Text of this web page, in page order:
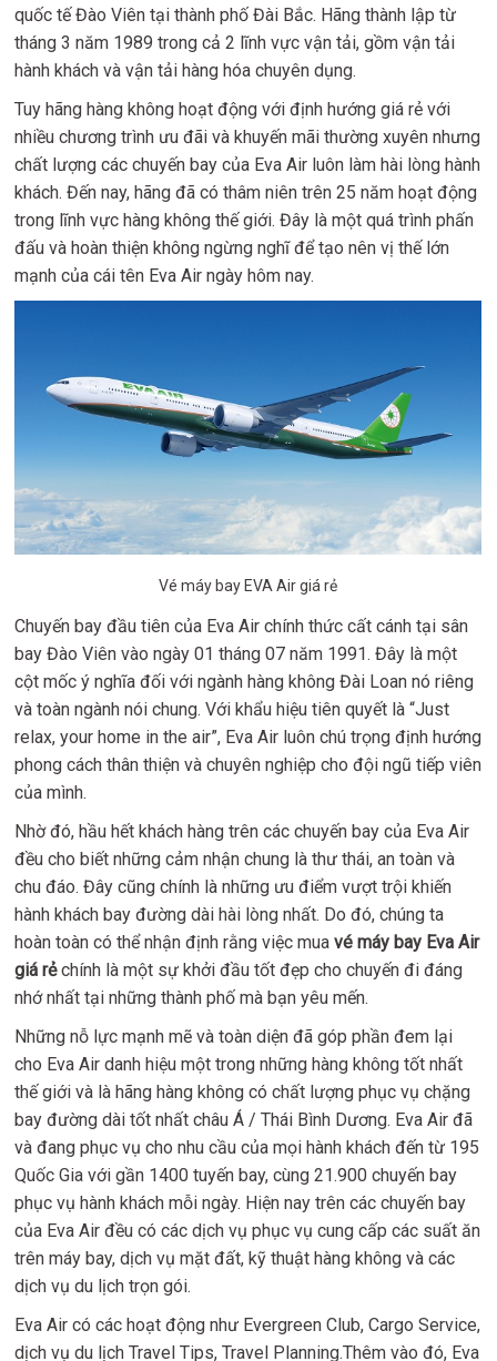
quốc tế Đào Viên tại thành phố Đài Bắc. Hãng thành lập từ
tháng 3 năm 1989 trong cả 2 lĩnh vực vận tải, gồm vận tải
hành khách và vận tải hàng hóa chuyên dụng.
Tuy hãng hàng không hoạt động với định hướng giá rẻ với
nhiều chương trình ưu đãi và khuyến mãi thường xuyên nhưng
chất lượng các chuyến bay của Eva Air luôn làm hài lòng hành
khách. Đến nay, hãng đã có thâm niên trên 25 năm hoạt động
trong lĩnh vực hàng không thế giới. Đây là một quá trình phấn
đấu và hoàn thiện không ngừng nghĩ để tạo nên vị thế lớn
mạnh của cái tên Eva Air ngày hôm nay.
Vé máy bay EVA Air giá rẻ
Chuyến bay đầu tiên của Eva Air chính thức cất cánh tại sân
bay Đào Viên vào ngày 01 tháng 07 năm 1991. Đây là một
cột mốc ý nghĩa đối với ngành hàng không Đài Loan nó riêng
và toàn ngành nói chung. Với khẩu hiệu tiên quyết là “Just
relax, your home in the air”, Eva Air luôn chú trọng định hướng
phong cách thân thiện và chuyên nghiệp cho đội ngũ tiếp viên
của mình.
Nhờ đó, hầu hết khách hàng trên các chuyến bay của Eva Air
đều cho biết những cảm nhận chung là thư thái, an toàn và
chu đáo. Đây cũng chính là những ưu điểm vượt trội khiến
hành khách bay đường dài hài lòng nhất. Do đó, chúng ta
hoàn toàn có thể nhận định rằng việc muavé máy bay Eva Air
giá rẻ chính là một sự khởi đầu tốt đẹp cho chuyến đi đáng
nhớ nhất tại những thành phố mà bạn yêu mến.
Những nỗ lực mạnh mẽ và toàn diện đã góp phần đem lại
cho Eva Air danh hiệu một trong những hàng không tốt nhất
thế giới và là hãng hàng không có chất lượng phục vụ chặng
bay đường dài tốt nhất châu Á / Thái Bình Dương. Eva Air đã
và đang phục vụ cho nhu cầu của mọi hành khách đến từ 195
Quốc Gia với gần 1400 tuyến bay, cùng 21.900 chuyến bay
phục vụ hành khách mỗi ngày. Hiện nay trên các chuyến bay
của Eva Air đều có các dịch vụ phục vụ cung cấp các suất ăn
trên máy bay, dịch vụ mặt đất, kỹ thuật hàng không và các
dịch vụ du lịch trọn gói.
Eva Air có các hoạt động như Evergreen Club, Cargo Service,
dịch vụ du lịch Travel Tips, Travel Planning.Thêm vào đó, Eva